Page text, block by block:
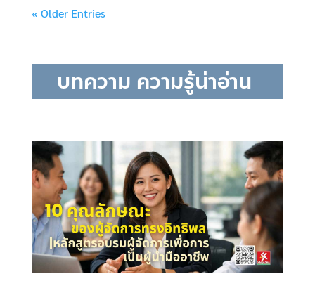
« Older Entries
บทความ ความรู้น่าอ่าน